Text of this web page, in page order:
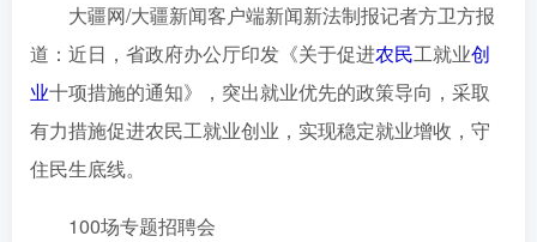
大疆网/大疆新闻客户端新闻新法制报记者方卫方报
道：近日，省政府办公厅印发《关于促进农民工就业创
业十项措施的通知》，突出就业优先的政策导向，采取
有力措施促进农民工就业创业，实现稳定就业增收，守
住民生底线。
100场专题招聘会